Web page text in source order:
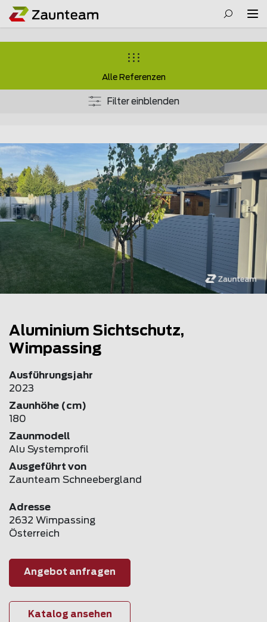
Alle Referenzen
Filter einblenden
Aluminium Sichtschutz,
Wimpassing
Ausführungsjahr
2023
Zaunhöhe (cm)
180
Zaunmodell
Alu Systemprofil
Ausgeführt von
Zaunteam Schneebergland
Adresse
2632 Wimpassing
Österreich
Angebot anfragen
Katalog ansehen